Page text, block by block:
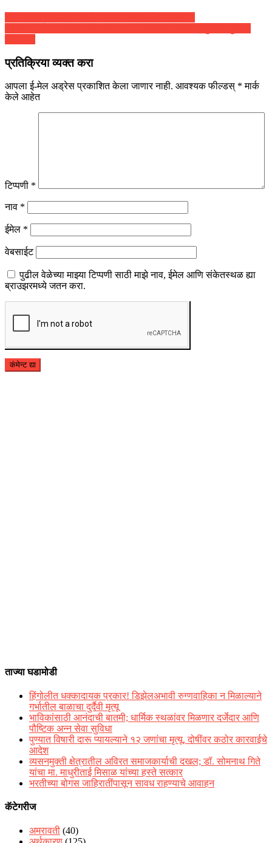
प्रतिक्रिया व्यक्त करा
आपला ई-मेल अड्रेस प्रकाशित केला जाणार नाही. आवश्यक फील्डस् * मार्क
केले आहेत
टिप्पणी *
नाव *
ईमेल *
वेबसाईट
पुढील वेळेच्या माझ्या टिप्पणी साठी माझे नाव, ईमेल आणि संकेतस्थळ ह्या
ब्राउझरमध्ये जतन करा.
ताज्या घडामोडी
हिंगोलीत धक्कादायक प्रकार! डिझेलअभावी रुग्णवाहिका न मिळाल्याने
गर्भातील बाळाचा दुर्दैवी मृत्यू
भाविकांसाठी आनंदाची बातमी; धार्मिक स्थळांवर मिळणार दर्जेदार आणि
पौष्टिक अन्न सेवा सुविधा
पुण्यात विषारी दारू प्यायल्याने १२ जणांचा मृत्यू, दोषींवर कठोर कारवाईचे
आदेश
व्यसनमुक्ती क्षेत्रातील अविरत समाजकार्याची दखल; डॉ. सोमनाथ गिते
यांचा मा. माधुरीताई मिसाळ यांच्या हस्ते सत्कार
भरतीच्या बोगस जाहिरातींपासून सावध राहण्याचे आवाहन
कॅटेगरीज
अमरावती (40)